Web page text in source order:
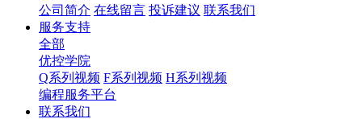
公司简介 在线留言 投诉建议 联系我们
服务支持
全部
优控学院
Q系列视频 F系列视频 H系列视频
编程服务平台
联系我们